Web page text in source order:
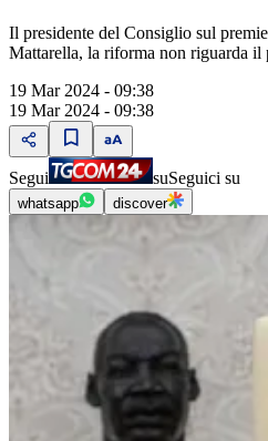
Il presidente del Consiglio sul
Mattarella, la riforma non riguarda il
19 Mar 2024 - 09:38
19 Mar 2024 - 09:38
Segui suSeguici su
whatsapp discover